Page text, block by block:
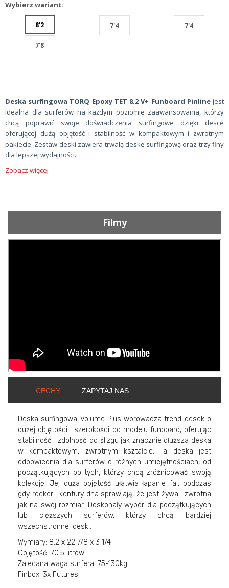
Wybierz wariant:
8'2 7'4 7'4
7'8
Deska surfingowa TORQ Epoxy TET 8.2 V+ Funboard Pinlinejest
idealna dla surferów na każdym poziomie zaawansowania, którzy
chcą poprawić swoje doświadczenia surfingowe dzięki desce
oferującej dużą objętość i stabilność w kompaktowym i zwrotnym
pakiecie. Zestaw deski zawiera trwałą deskę surfingową oraz trzy finy
dla lepszej wydajności.
Zobacz więcej
Filmy
CECHY ZAPYTAJ NAS
Deska surfingowa Volume Plus wprowadza trend desek o
dużej objętości i szerokości do modelu funboard, oferując
stabilność i zdolność do ślizgu jak znacznie dłuższa deska
w kompaktowym, zwrotnym kształcie. Ta deska jest
odpowiednia dla surferów o różnych umiejętnościach, od
początkujących po tych, którzy chcą zróżnicować swoją
kolekcję. Jej duża objętość ułatwia łapanie fal, podczas
gdy rocker i kontury dna sprawiają, że jest żywa i zwrotna
jak na swój rozmiar. Doskonały wybór dla początkujących
lub cięższych surferów, którzy chcą bardziej
wszechstronnej deski.
Wymiary: 8.2 x 22 7/8 x 3 1/4
Objętość: 70.5 litrów
Zalecana waga surfera: 75-130kg
Finbox: 3x Futures